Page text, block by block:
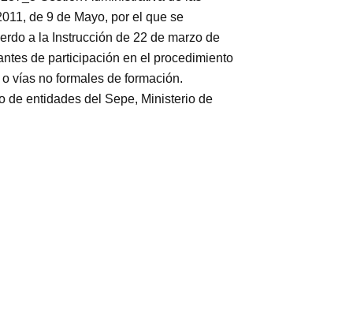
de 9 de Mayo, por el que se
a la Instrucción de 22 de marzo de
de participación en el procedimiento
vías no formales de formación.
de entidades del Sepe, Ministerio de